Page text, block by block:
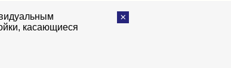
касающиеся